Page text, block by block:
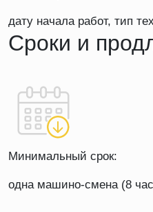
дату начала работ, тип
Сроки и
Минимальный срок:
одна машино-смена (8